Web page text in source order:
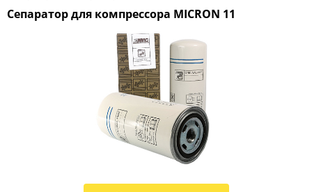
Сепаратор для компрессора MICRON 11